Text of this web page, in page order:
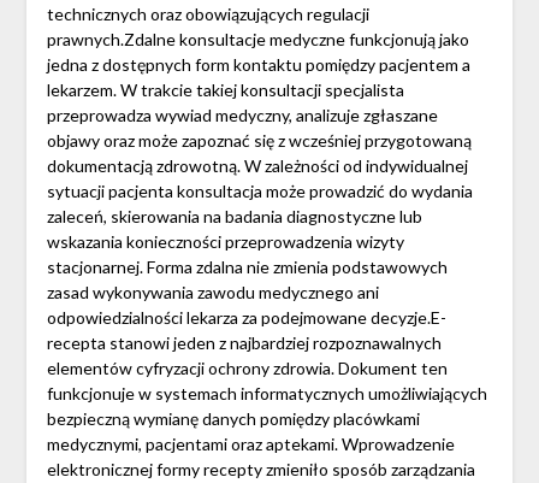
technicznych oraz obowiązujących regulacji
prawnych.Zdalne konsultacje medyczne funkcjonują jako
jedna z dostępnych form kontaktu pomiędzy pacjentem a
lekarzem. W trakcie takiej konsultacji specjalista
przeprowadza wywiad medyczny, analizuje zgłaszane
objawy oraz może zapoznać się z wcześniej przygotowaną
dokumentacją zdrowotną. W zależności od indywidualnej
sytuacji pacjenta konsultacja może prowadzić do wydania
zaleceń, skierowania na badania diagnostyczne lub
wskazania konieczności przeprowadzenia wizyty
stacjonarnej. Forma zdalna nie zmienia podstawowych
zasad wykonywania zawodu medycznego ani
odpowiedzialności lekarza za podejmowane decyzje.E-
recepta stanowi jeden z najbardziej rozpoznawalnych
elementów cyfryzacji ochrony zdrowia. Dokument ten
funkcjonuje w systemach informatycznych umożliwiających
bezpieczną wymianę danych pomiędzy placówkami
medycznymi, pacjentami oraz aptekami. Wprowadzenie
elektronicznej formy recepty zmieniło sposób zarządzania